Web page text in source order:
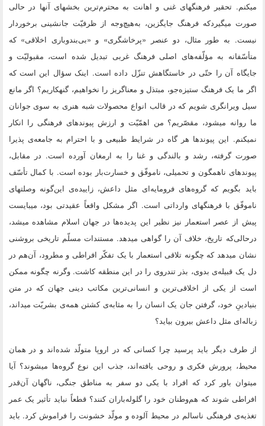
میکنم. تحقیر فرهنگهای غنی و اهانت به محترم‌ترین بخشهای آنها در حالی
صورت میگیردکه فرهنگ جایگزین، به‌هیچ‌وجه از ظرفیّت جانشینی برخوردار
نیست. به طور مثال، دو عنصر «پرخاشگری» و «بی‌بندوباری اخلاقی» که
متأسّفانه به مؤلّفه‌های اصلی فرهنگ غربی تبدیل شده است، مقبولیّت و
جایگاه آن را حتّی در خاستگاهش تنزّل داده است. اینک سؤال این است که
اگر ما یک فرهنگ ستیزه‌جو، مبتذل و معناگریز را نخواهیم، گنهکاریم؟ اگر مانع
سیل ویرانگری شویم که در قالب انواع محصولات شبه هنری به سوی جوانان
ما روانه میشود، مقصّریم؟ من اهمّیّت و ارزش پیوندهای فرهنگی را انکار
نمیکنم. این پیوندها هر گاه در شرایط طبیعی و با احترام به جامعه‌ی پذیرا
صورت گرفته، رشد و بالندگی و غنا را به ارمغان آورده است. در مقابل،
پیوندهای ناهمگون و تحمیلی، ناموفّق و خسارت‌بار بوده است. با کمال تأسّف
باید بگویم که گروه‌های فرومایه‌ای مثل داعش، زاییده‌ی این‌گونه وصلتهای
ناموفّق با فرهنگهای وارداتی است. اگر مشکل واقعاً عقیدتی بود، میبایست
پیش از عصر استعمار نیز نظیر این پدیده‌ها در جهان اسلام مشاهده میشد،
درحالی‌که تاریخ، خلاف آن را گواهی میدهد. مستندات مسلّم تاریخی بروشنی
نشان میدهد که چگونه تلاقی استعمار با یک تفکّر افراطی و مطرود، آن‌هم در
دل یک قبیله‌ی بدوی، بذر تندروی را در این منطقه کاشت. وگرنه چگونه ممکن
است از یکی از اخلاقی‌ترین و انسانی‌ترین مکاتب دینی جهان که در متن
بنیادینِ خود، گرفتن جان یک انسان را به مثابه‌ی کشتن همه‌ی بشریّت میداند،
زباله‌ای مثل داعش بیرون بیاید؟
از طرف دیگر باید پرسید چرا کسانی که در اروپا متولّد شده‌اند و در همان
محیط، پرورش فکری و روحی یافته‌اند، جذب این نوع گروه‌ها میشوند؟ آیا
میتوان باور کرد که افراد با یکی دو سفر به مناطق جنگی، ناگهان آن‌قدر
افراطی شوند که هم‌وطنان خود را گلوله‌باران کنند؟ قطعاً نباید تأثیر یک عمر
تغذیه‌ی فرهنگی ناسالم در محیط آلوده و مولّد خشونت را فراموش کرد. باید